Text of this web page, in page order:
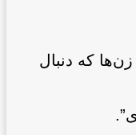
که دنبال